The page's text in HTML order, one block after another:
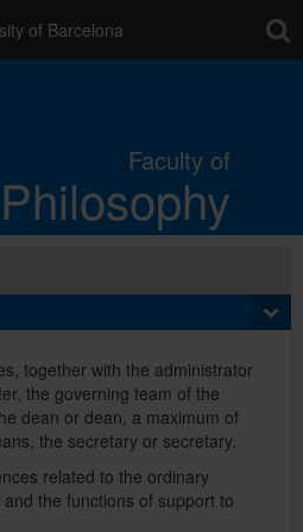
of Barcelona
Faculty of
Philosophy
Studies
Mobility
relations
together with the administrator
the governing team of the
dean or dean, a maximum of
the secretary or secretary.
related to the ordinary
the functions of support to